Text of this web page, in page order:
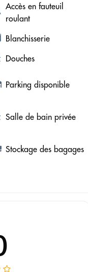
Accès en fauteuil
roulant
Blanchisserie
Douches
Parking disponible
Salle de bain privée
Stockage des bagages